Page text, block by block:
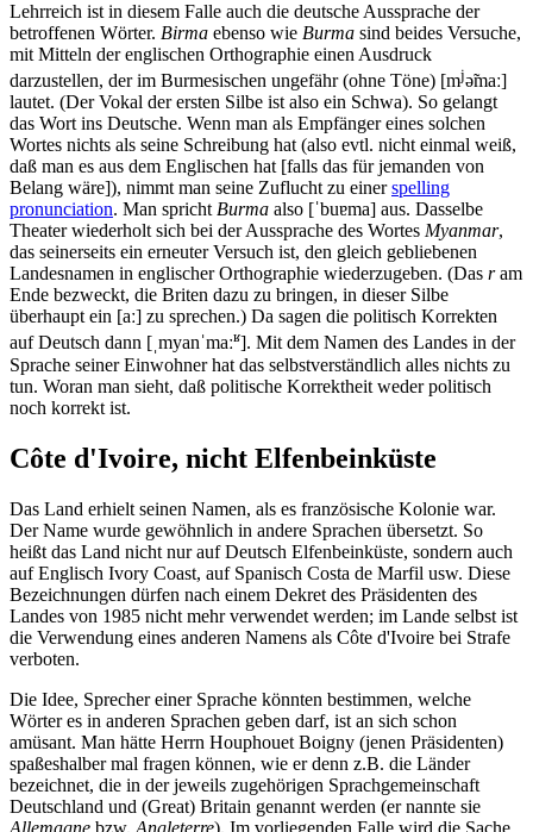
Lehrreich ist in diesem Falle auch die deutsche Aussprache der
betroffenen Wörter. Birma ebenso wie Burma sind beides Versuche,
mit Mitteln der englischen Orthographie einen Ausdruck
darzustellen, der im Burmesischen ungefähr (ohne Töne) [mjə̃maː]
lautet. (Der Vokal der ersten Silbe ist also ein Schwa). So gelangt
das Wort ins Deutsche. Wenn man als Empfänger eines solchen
Wortes nichts als seine Schreibung hat (also evtl. nicht einmal weiß,
daß man es aus dem Englischen hat [falls das für jemanden von
Belang wäre]), nimmt man seine Zuflucht zu einerspelling
pronunciation. Man sprichtBurma also [ˈbuɐma] aus. Dasselbe
Theater wiederholt sich bei der Aussprache des Wortes Myanmar,
das seinerseits ein erneuter Versuch ist, den gleich gebliebenen
Landesnamen in englischer Orthographie wiederzugeben. (Das ram
Ende bezweckt, die Briten dazu zu bringen, in dieser Silbe
überhaupt ein [aː] zu sprechen.) Da sagen die politisch Korrekten
auf Deutsch dann [ˌmyanˈmaːʁ]. Mit dem Namen des Landes in der
Sprache seiner Einwohner hat das selbstverständlich alles nichts zu
tun. Woran man sieht, daß politische Korrektheit weder politisch
noch korrekt ist.
Côte d'Ivoire, nicht Elfenbeinküste
Das Land erhielt seinen Namen, als es französische Kolonie war.
Der Name wurde gewöhnlich in andere Sprachen übersetzt. So
heißt das Land nicht nur auf Deutsch Elfenbeinküste, sondern auch
auf Englisch Ivory Coast, auf Spanisch Costa de Marfil usw. Diese
Bezeichnungen dürfen nach einem Dekret des Präsidenten des
Landes von 1985 nicht mehr verwendet werden; im Lande selbst ist
die Verwendung eines anderen Namens als Côte d'Ivoire bei Strafe
verboten.
Die Idee, Sprecher einer Sprache könnten bestimmen, welche
Wörter es in anderen Sprachen geben darf, ist an sich schon
amüsant. Man hätte Herrn Houphouet Boigny (jenen Präsidenten)
spaßeshalber mal fragen können, wie er denn z.B. die Länder
bezeichnet, die in der jeweils zugehörigen Sprachgemeinschaft
Deutschland und (Great) Britain genannt werden (er nannte sie
Allemagne bzw. Angleterre). Im vorliegenden Falle wird die Sache